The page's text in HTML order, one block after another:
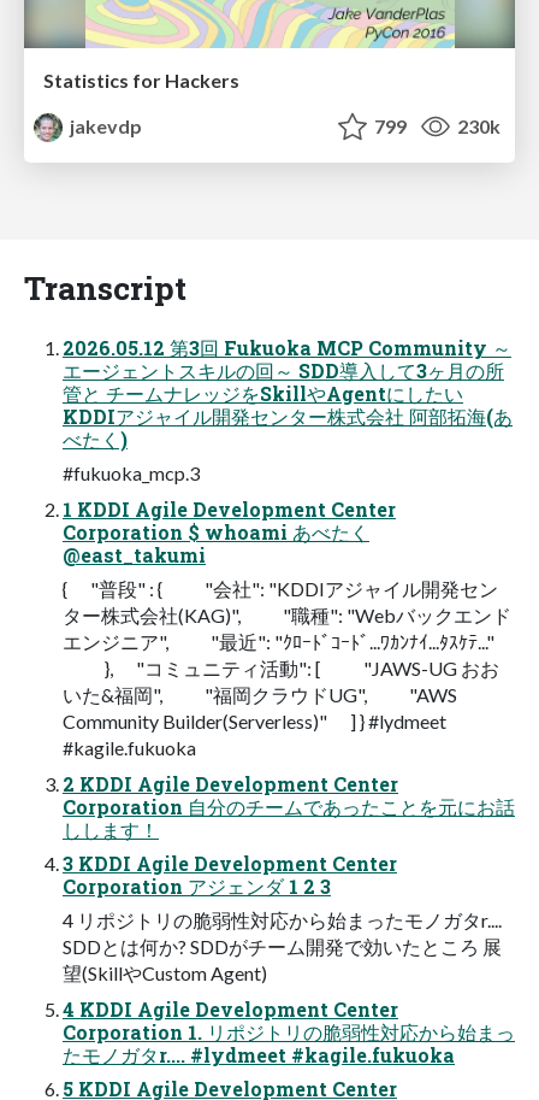
Statistics for Hackers
jakevdp
799 230k
Transcript
2026.05.12 第3回 Fukuoka MCP Community ～
エージェントスキルの回～ SDD導入して3ヶ月の所
管と チームナレッジをSkillやAgentにしたい
KDDIアジャイル開発センター株式会社 阿部拓海(あ
べたく)
#fukuoka_mcp.3
1 KDDI Agile Development Center
Corporation $ whoami あべたく
@east_takumi
{ "普段" : { "会社": "KDDIアジャイル開発セン
ター株式会社(KAG)", "職種": "Webバックエンド
エンジニア", "最近": "ｸﾛｰﾄﾞｺｰﾄﾞ...ﾜｶﾝﾅｲ...ﾀｽｹﾃ..."
}, "コミュニティ活動": [ "JAWS-UG おお
いた&福岡", "福岡クラウドUG", "AWS
Community Builder(Serverless)" ] } #lydmeet
#kagile.fukuoka
2 KDDI Agile Development Center
Corporation 自分のチームであったことを元にお話
しします！
3 KDDI Agile Development Center
Corporation アジェンダ 1 2 3
4 リポジトリの脆弱性対応から始まったモノガタr....
SDDとは何か? SDDがチーム開発で効いたところ 展
望(SkillやCustom Agent)
4 KDDI Agile Development Center
Corporation 1. リポジトリの脆弱性対応から始まっ
たモノガタr.... #lydmeet #kagile.fukuoka
5 KDDI Agile Development Center